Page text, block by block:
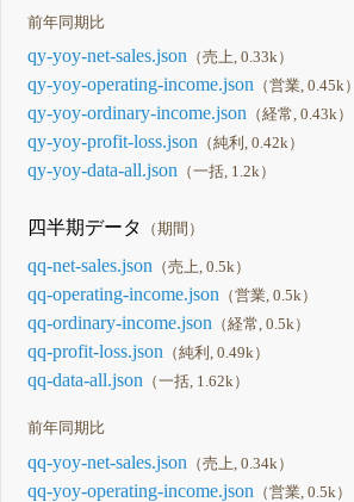
前年同期比
qy-yoy-net-sales.json （売上, 0.33k）
qy-yoy-operating-income.json （営業, 0.45k）
qy-yoy-ordinary-income.json （経常, 0.43k）
qy-yoy-profit-loss.json （純利, 0.42k）
qy-yoy-data-all.json （一括, 1.2k）
四半期データ （期間）
qq-net-sales.json （売上, 0.5k）
qq-operating-income.json （営業, 0.5k）
qq-ordinary-income.json （経常, 0.5k）
qq-profit-loss.json （純利, 0.49k）
qq-data-all.json （一括, 1.62k）
前年同期比
qq-yoy-net-sales.json （売上, 0.34k）
qq-yoy-operating-income.json （営業, 0.5k）